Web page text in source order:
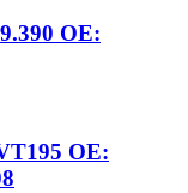
OE:
OE: